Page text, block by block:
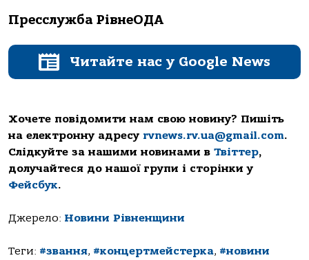
Пресслужба РівнеОДА
Читайте нас у Google News
Хочете повідомити нам свою новину? Пишіть
на електронну адресу rvnews.rv.ua@gmail.com.
Слідкуйте за нашими новинами в Твіттер,
долучайтеся до нашої групи і сторінки у
Фейсбук.
Джерело: Новини Рівненщини
Теги: #звання, #концертмейстерка, #новини